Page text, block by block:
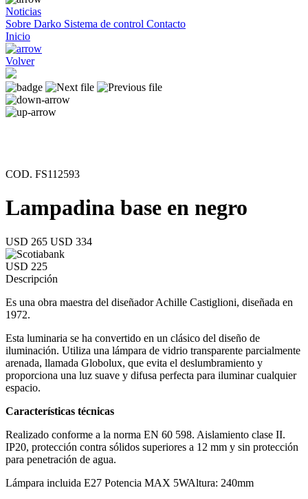
Noticias
Sobre Darko Sistema de control Contacto
Inicio
Volver
COD. FS112593
Lampadina base en negro
USD 265 USD 334
USD 225
Descripción
Es una obra maestra del diseñador Achille Castiglioni, diseñada en
1972.
Esta luminaria se ha convertido en un clásico del diseño de
iluminación. Utiliza una lámpara de vidrio transparente parcialmente
arenada, llamada Globolux, que evita el deslumbramiento y
proporciona una luz suave y difusa perfecta para iluminar cualquier
espacio.
Características técnicas
Realizado conforme a la norma EN 60 598. Aislamiento clase II.
IP20, protección contra sólidos superiores a 12 mm y sin protección
para penetración de agua.
Lámpara incluida E27 Potencia MAX 5WAltura: 240mm